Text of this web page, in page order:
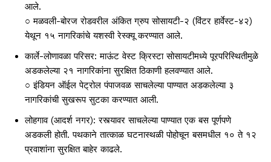
आले.
○ मळवली-बोरज रोडवरील अंकित ग्रुप सोसायटी-२ (विंटर हार्वेस्ट-४२)
येथून १५ नागरिकांचे यशस्वी रेस्क्यू करण्यात आले.
कार्ले-लोणावळा परिसर: माऊंट वेस्ट क्रिस्टा सोसायटीमध्ये पूरपरिस्थितीमुळे
अडकलेल्या २१ नागरिकांना सुरक्षित ठिकाणी हलवण्यात आले.
○ इंडियन ऑईल पेट्रोल पंपाजवळ साचलेल्या पाण्यात अडकलेल्या ३
नागरिकांची सुखरूप सुटका करण्यात आली.
लोहगाव (आदर्श नगर): रस्त्यावर साचलेल्या पाण्यात एक बस पूर्णपणे
अडकली होती. पथकाने तात्काळ घटनास्थळी पोहोचून बसमधील १० ते १२
प्रवाशांना सुरक्षित बाहेर काढले.